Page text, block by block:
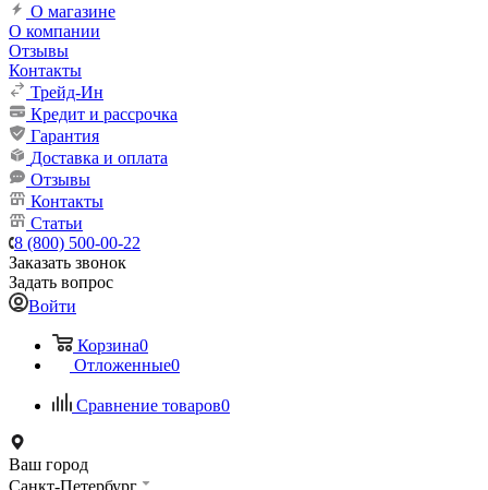
О магазине
О компании
Отзывы
Контакты
Трейд-Ин
Кредит и рассрочка
Гарантия
Доставка и оплата
Отзывы
Контакты
Статьи
8 (800) 500-00-22
Заказать звонок
Задать вопрос
Войти
Корзина0
Отложенные0
Сравнение товаров0
Ваш город
Санкт-Петербург